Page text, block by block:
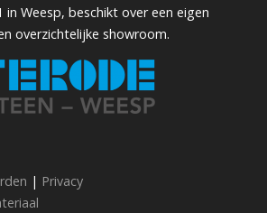
in Weesp, beschikt over een eigen
overzichtelijke showroom.
| Privacy